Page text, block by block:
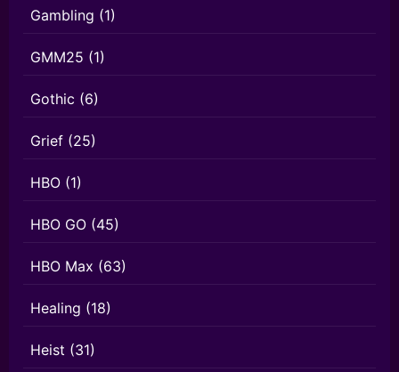
Gambling (1)
GMM25 (1)
Gothic (6)
Grief (25)
HBO (1)
HBO GO (45)
HBO Max (63)
Healing (18)
Heist (31)